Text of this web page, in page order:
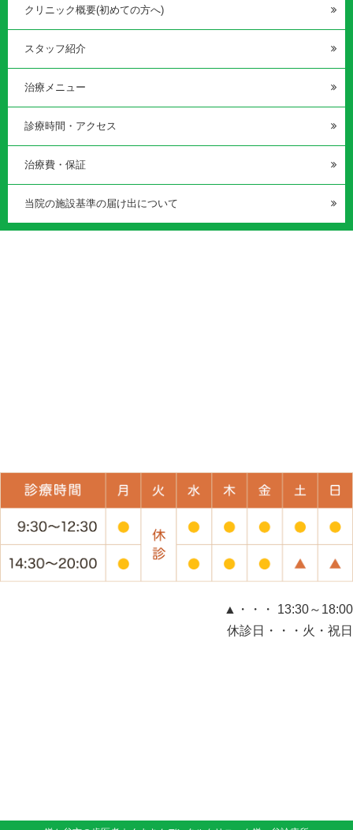
クリニック概要(初めての方へ)
スタッフ紹介
治療メニュー
診療時間・アクセス
治療費・保証
当院の施設基準の届け出について
▲・・・ 13:30～18:00
休診日・・・火・祝日